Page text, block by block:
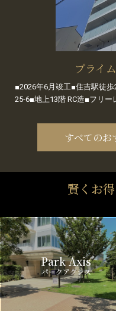
プライ
■2026年6月竣工■住吉駅徒
25-6■地上13階 RC造■フリー
すべてのお
賢くお
Park Axis
パークアクシス